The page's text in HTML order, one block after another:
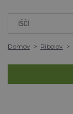
Domov Ribolov